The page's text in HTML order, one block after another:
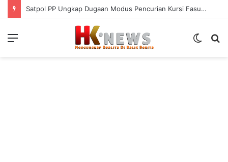
Satpol PP Ungkap Dugaan Modus Pencurian Kursi Fasum Pemkot Surabaya Pakai Ambulans
Menu
Switch